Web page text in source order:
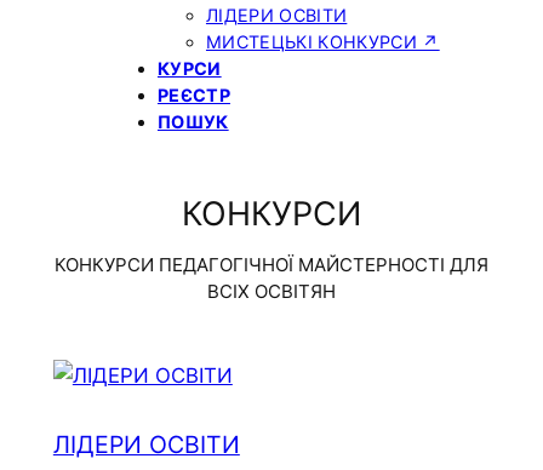
ЛІДЕРИ ОСВІТИ
МИСТЕЦЬКІ КОНКУРСИ ↗
КУРСИ
РЕЄСТР
ПОШУК
КОНКУРСИ
КОНКУРСИ ПЕДАГОГІЧНОЇ МАЙСТЕРНОСТІ ДЛЯ
ВСІХ ОСВІТЯН
ЛІДЕРИ ОСВІТИ